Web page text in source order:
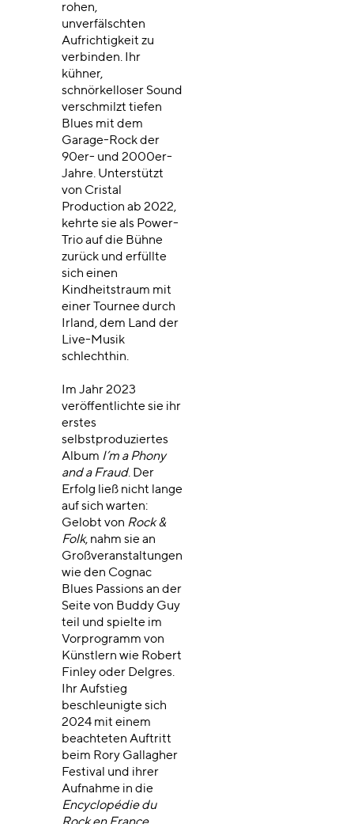
rohen,
unverfälschten
Aufrichtigkeit zu
verbinden. Ihr
kühner,
schnörkelloser Sound
verschmilzt tiefen
Blues mit dem
Garage-Rock der
90er- und 2000er-
Jahre. Unterstützt
von Cristal
Production ab 2022,
kehrte sie als Power-
Trio auf die Bühne
zurück und erfüllte
sich einen
Kindheitstraum mit
einer Tournee durch
Irland, dem Land der
Live-Musik
schlechthin.
Im Jahr 2023
veröffentlichte sie ihr
erstes
selbstproduziertes
Album I’m a Phony
and a Fraud. Der
Erfolg ließ nicht lange
auf sich warten:
Gelobt von Rock &
Folk, nahm sie an
Großveranstaltungen
wie den Cognac
Blues Passions an der
Seite von Buddy Guy
teil und spielte im
Vorprogramm von
Künstlern wie Robert
Finley oder Delgres.
Ihr Aufstieg
beschleunigte sich
2024 mit einem
beachteten Auftritt
beim Rory Gallagher
Festival und ihrer
Aufnahme in die
Encyclopédie du